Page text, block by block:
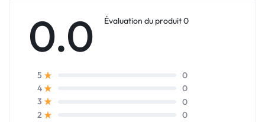
0.0 Évaluation du produit 0
5
0
4
0
3
0
2
0